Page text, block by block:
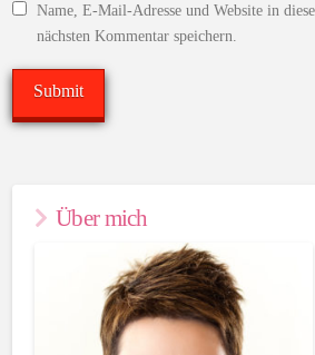
Name, E-Mail-Adresse und Website in
nächsten Kommentar speichern.
Über mich